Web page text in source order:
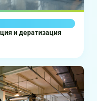
и дератизация